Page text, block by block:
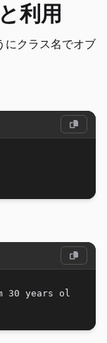
利用
にクラス名でオブ
30 years ol